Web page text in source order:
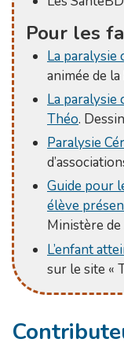
Pour les
La paralysie
animée de
La paralysie
Théo.
Paralysie
Guide pour
élève
Ministère de
L’enfant
sur le site «